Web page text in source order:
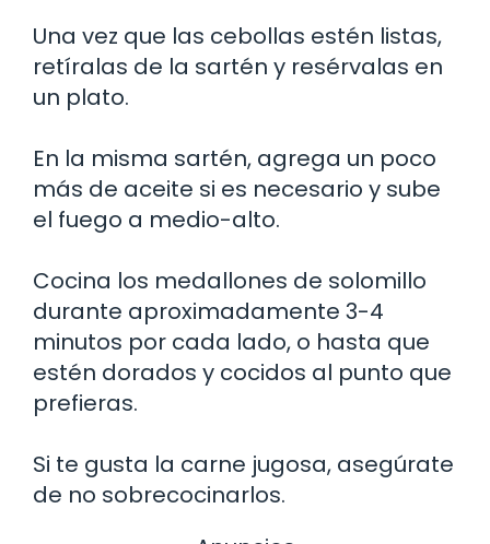
Una vez que las cebollas estén listas,
retíralas de la sartén y resérvalas en
un plato.
En la misma sartén, agrega un poco
más de aceite si es necesario y sube
el fuego a medio-alto.
Cocina los medallones de solomillo
durante aproximadamente 3-4
minutos por cada lado, o hasta que
estén dorados y cocidos al punto que
prefieras.
Si te gusta la carne jugosa, asegúrate
de no sobrecocinarlos.